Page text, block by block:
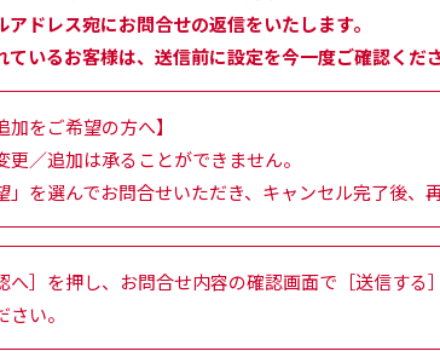
ドレス宛にお問合せの返信をいたします。
ているお客様は、送信前に設定を今一度ご確認くださ
加をご希望の方へ】
更／追加は承ることができません。
」を選んでお問合せいただき、キャンセル完了後、
へ］を押し、お問合せ内容の確認画面で［送信す
い。